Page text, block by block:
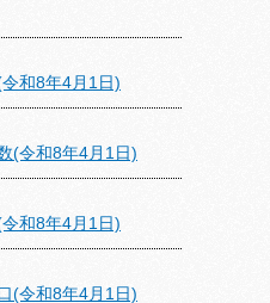
和8年4月1日)
(令和8年4月1日)
和8年4月1日)
(令和8年4月1日)